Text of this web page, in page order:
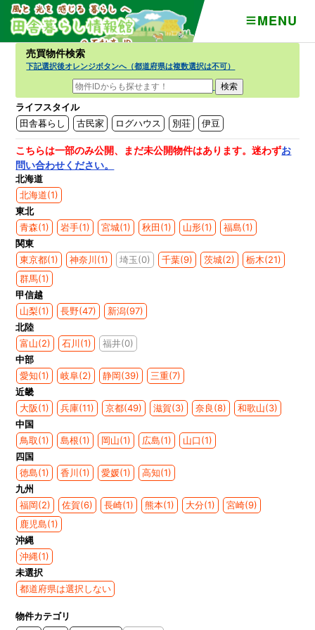
MENU
売買物件検索
下記選択後オレンジボタンへ（都道府県は複数選択は不可）
ライフスタイル
田舎暮らし
古民家 ログハウス 別荘 伊豆
こちらは一部のみ公開、まだ未公開物件はあります。迷わずお
問い合わせください。
北海道
北海道(1)
東北
青森(1)
岩手(1) 宮城(1) 秋田(1) 山形(1)
福島(1)
関東
東京都(1)
神奈川(1) 埼玉(0) 千葉(9) 茨城(2)
栃木(21)
群馬(1)
甲信越
山梨(1)
長野(47)
新潟(97)
北陸
富山(2)
石川(1)
福井(0)
中部
愛知(1)
岐阜(2) 静岡(39)
三重(7)
近畿
大阪(1)
兵庫(11) 京都(49) 滋賀(3) 奈良(8)
和歌山(3)
中国
鳥取(1)
島根(1) 岡山(1) 広島(1)
山口(1)
四国
徳島(1)
香川(1) 愛媛(1)
高知(1)
九州
福岡(2)
佐賀(6) 長崎(1) 熊本(1) 大分(1)
宮崎(9)
鹿児島(1)
沖縄
沖縄(1)
未選択
都道府県は選択しない
物件カテゴリ